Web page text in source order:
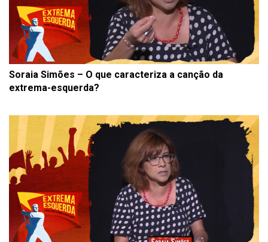
Soraia Simões – O que caracteriza a canção da
extrema-esquerda?